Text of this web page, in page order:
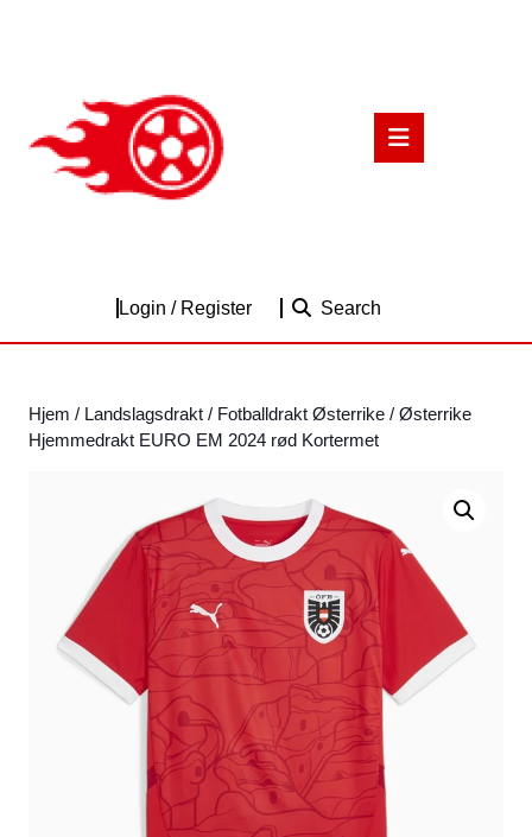
Login / RegisterLogin
Search
Hjem / Landslagsdrakt / Fotballdrakt Østerrike / Østerrike
Hjemmedrakt EURO EM 2024 rød Kortermet